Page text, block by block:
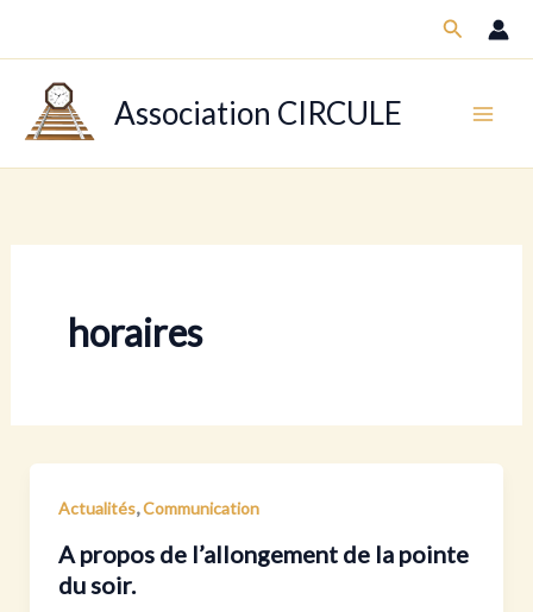
Association CIRCULE
horaires
Actualités,Communication
A propos de l’allongement de la pointe
du soir.